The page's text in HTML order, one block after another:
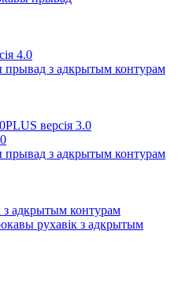
4.0
прывад з адкрытым контурам
версія 3.0
прывад з адкрытым контурам
з адкрытым контурам
рухавік з адкрытым